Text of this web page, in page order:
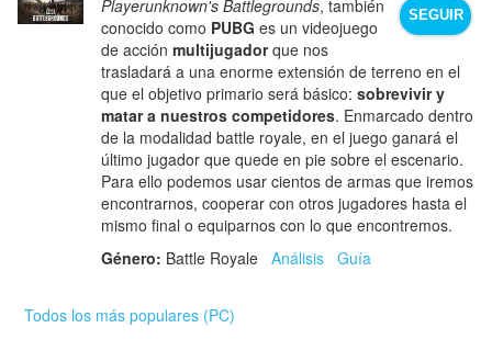
SEGUIR
Playerunknown's Battlegrounds, también
conocido como PUBG es un videojuego
de acciónmultijugadorque nos
trasladará a una enorme extensión de terreno en el
que el objetivo primario será básico:sobrevivir y
matar a nuestros competidores. Enmarcado dentro
de la modalidad battle royale, en el juego ganará el
último jugador que quede en pie sobre el escenario.
Para ello podemos usar cientos de armas que iremos
encontrarnos, cooperar con otros jugadores hasta el
mismo final o equiparnos con lo que encontremos.
Género: Battle RoyaleAnálisis Guía
Todos los más populares (PC)